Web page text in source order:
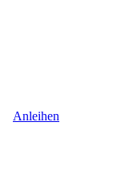
Anleihen